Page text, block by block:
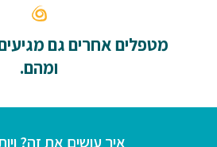
מטפלים אחרים גם
ומהם.
איך עושים את זה?